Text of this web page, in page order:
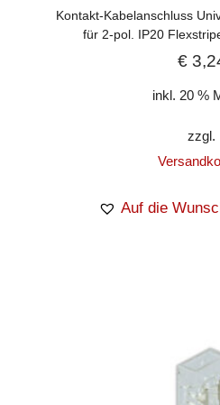
Kontakt-Kabelanschluss
für 2-pol. IP20
€
inkl. 20 %
zzgl.
Auf die